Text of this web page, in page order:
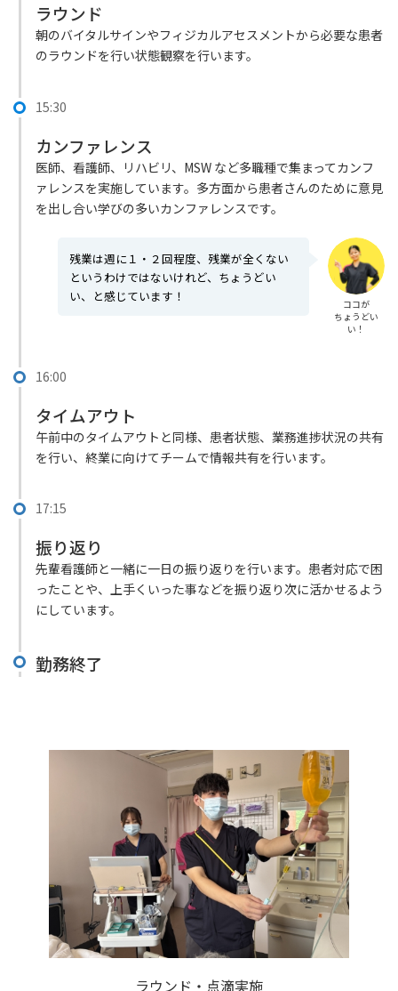
ラウンド
朝のバイタルサインやフィジカルアセスメントから必要な患者
のラウンドを行い状態観察を行います。
15:30
カンファレンス
医師、看護師、リハビリ、MSW など多職種で集まってカンフ
ァレンスを実施しています。多方面から患者さんのために意見
を出し合い学びの多いカンファレンスです。
ココが
ちょうどい
い！
残業は週に１・２回程度、残業が全くない
というわけではないけれど、ちょうどい
い、と感じています！
16:00
タイムアウト
午前中のタイムアウトと同様、患者状態、業務進捗状況の共有
を行い、終業に向けてチームで情報共有を行います。
17:15
振り返り
先輩看護師と一緒に一日の振り返りを行います。患者対応で困
ったことや、上手くいった事などを振り返り次に活かせるよう
にしています。
勤務終了
ラウンド・点滴実施